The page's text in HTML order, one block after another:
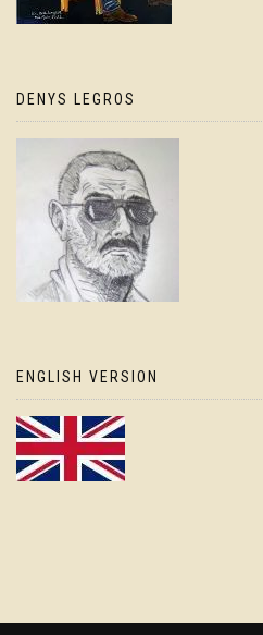
DENYS LEGROS
ENGLISH VERSION